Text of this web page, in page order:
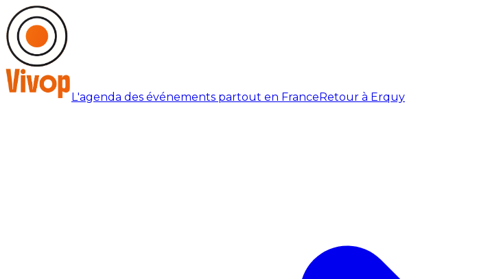
L'agenda des événements partout en FranceRetour à Erquy